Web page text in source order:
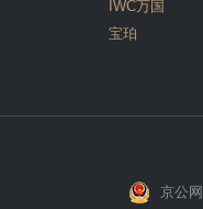
IWC万国
宝珀
京公